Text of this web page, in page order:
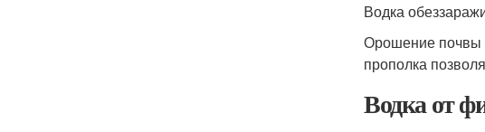
Водка
Орошение почвы
прополка
Водка от